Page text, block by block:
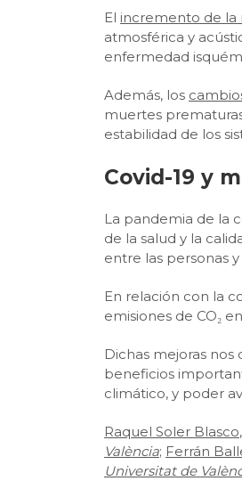
El incremento de la
atmosférica y
enfermedad
Además, los
muertes
estabilidad de los
Covid-19 y
La pandemia de la
de la salud y la
entre las personas
En relación con la
emisiones de CO₂
Dichas mejoras
beneficios
climático, y poder
Raquel Soler Blasco
València; Ferrán
Universitat de